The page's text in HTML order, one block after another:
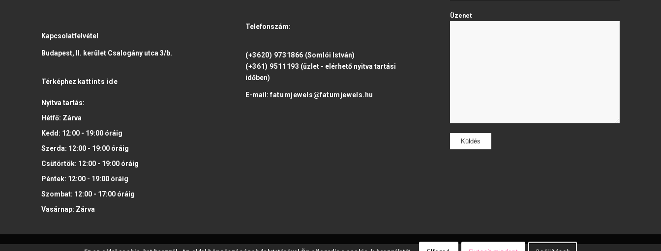
Kapcsolatfelvétel
Budapest, II. kerület Csalogány utca 3/b.
Térképhez kattints ide
Nyitva tartás:
Hétfő: Zárva
Kedd: 12:00 - 19:00óráig
Szerda: 12:00 - 19:00óráig
Csütörtök: 12:00 - 19:00óráig
Péntek: 12:00 - 19:00óráig
Szombat: 12:00 - 17:00óráig
Vasárnap: Zárva
Telefonszám:
(+3620) 9731866 (Somlói István)
(+361) 9511193 (üzlet - elérhető nyitva tartási
időben)
E-mail:fatumjewels@fatumjewels.hu
Üzenet